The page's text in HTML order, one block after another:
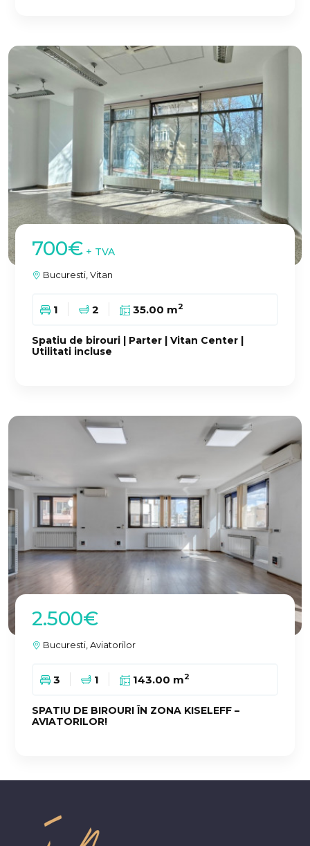
700€ + TVA
Bucuresti, Vitan
1 2 35.00 m2
Spatiu de birouri | Parter | Vitan Center |
Utilitati incluse
2.500€
Bucuresti, Aviatorilor
3 1 143.00 m2
SPATIU DE BIROURI ÎN ZONA KISELEFF –
AVIATORILOR!